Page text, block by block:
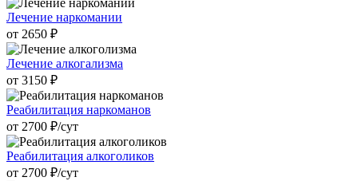
Лечение наркомании
от 2650 ₽
Лечение алкогализма
от 3150 ₽
Реабилитация наркоманов
от 2700 ₽/cут
Реабилитация алкоголиков
от 2700 ₽/cут